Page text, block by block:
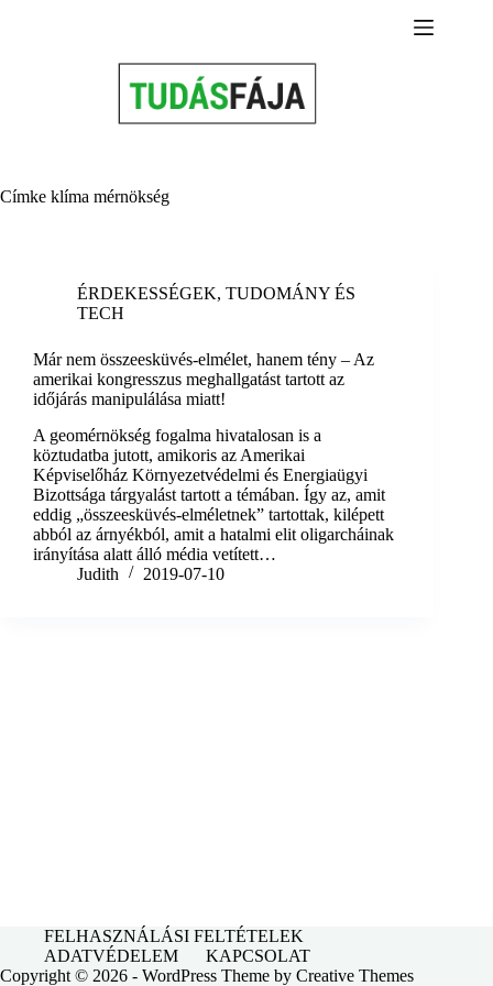
Címke klíma mérnökség
ÉRDEKESSÉGEK, TUDOMÁNY ÉS
TECH
Már nem összeesküvés-elmélet, hanem tény – Az
amerikai kongresszus meghallgatást tartott az
időjárás manipulálása miatt!
A geomérnökség fogalma hivatalosan is a
köztudatba jutott, amikoris az Amerikai
Képviselőház Környezetvédelmi és Energiaügyi
Bizottsága tárgyalást tartott a témában. Így az, amit
eddig „összeesküvés-elméletnek” tartottak, kilépett
abból az árnyékból, amit a hatalmi elit oligarcháinak
irányítása alatt álló média vetített…
Judith
2019-07-10
FELHASZNÁLÁSI FELTÉTELEK
ADATVÉDELEM
KAPCSOLAT
Copyright © 2026 - WordPress Theme by Creative Themes